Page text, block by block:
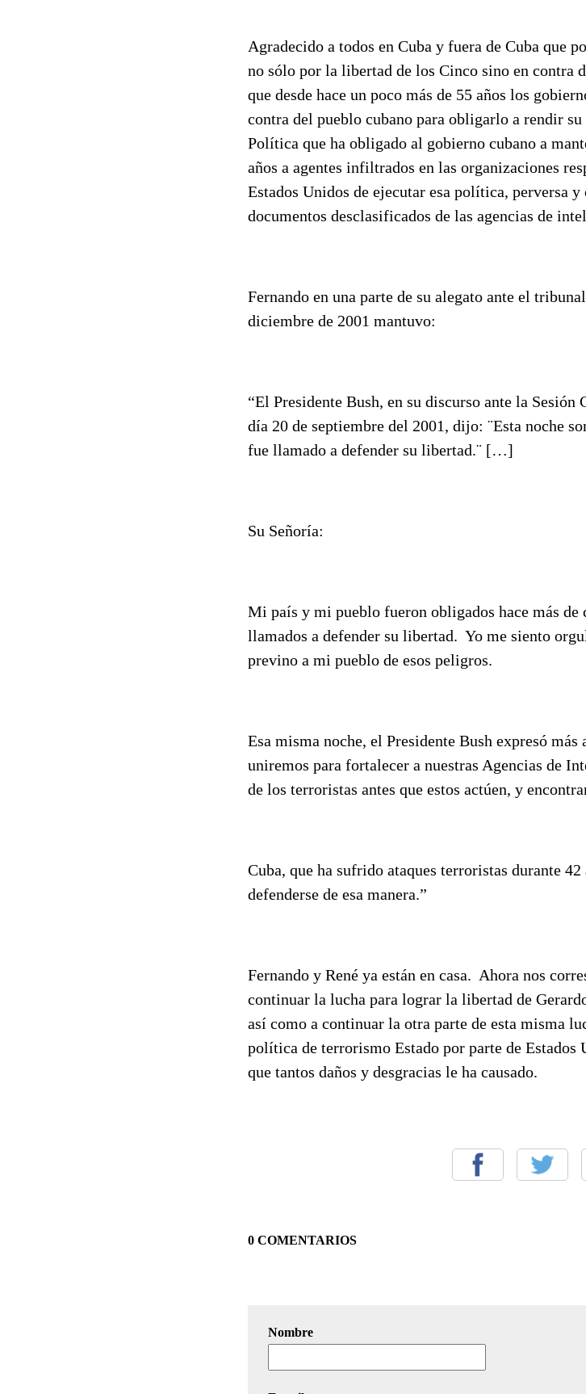
Agradecido a todos en Cuba y fuera de Cuba que
no sólo por la libertad de los Cinco sino en contra
que desde hace un poco más de 55 años los
contra del pueblo cubano para obligarlo a rendir
Política que ha obligado al gobierno cubano a
años a agentes infiltrados en las organizaciones
Estados Unidos de ejecutar esa política, perversa
documentos desclasificados de las agencias de
Fernando en una parte de su alegato ante el
diciembre de 2001 mantuvo:
“El Presidente Bush, en su discurso ante la
día 20 de septiembre del 2001, dijo: ¨Esta noche
fue llamado a defender su libertad.¨ […]
Su Señoría:
Mi país y mi pueblo fueron obligados hace más de
llamados a defender su libertad. Yo me siento
previno a mi pueblo de esos peligros.
Esa misma noche, el Presidente Bush expresó
uniremos para fortalecer a nuestras Agencias de
de los terroristas antes que estos actúen, y
Cuba, que ha sufrido ataques terroristas durante
defenderse de esa manera.”
Fernando y René ya están en casa. Ahora nos
continuar la lucha para lograr la libertad de
así como a continuar la otra parte de esta misma
política de terrorismo Estado por parte de Estados
que tantos daños y desgracias le ha causado.
0 COMENTARIOS
Nombre